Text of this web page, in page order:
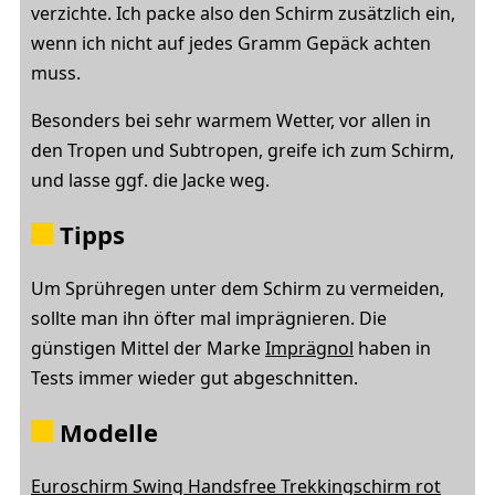
verzichte. Ich packe also den Schirm zusätzlich ein,
wenn ich nicht auf jedes Gramm Gepäck achten
muss.
Besonders bei sehr warmem Wetter, vor allen in
den Tropen und Subtropen, greife ich zum Schirm,
und lasse ggf. die Jacke weg.
Tipps
Um Sprühregen unter dem Schirm zu vermeiden,
sollte man ihn öfter mal imprägnieren. Die
günstigen Mittel der MarkeImprägnol haben in
Tests immer wieder gut abgeschnitten.
Modelle
Euroschirm Swing Handsfree Trekkingschirm rot